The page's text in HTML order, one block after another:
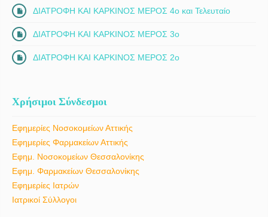
ΔΙΑΤΡΟΦΗ ΚΑΙ ΚΑΡΚΙΝΟΣ ΜΕΡΟΣ 4ο και Τελευταίο
ΔΙΑΤΡΟΦΗ ΚΑΙ ΚΑΡΚΙΝΟΣ ΜΕΡΟΣ 3ο
ΔΙΑΤΡΟΦΗ ΚΑΙ ΚΑΡΚΙΝΟΣ ΜΕΡΟΣ 2ο
Χρήσιμοι Σύνδεσμοι
Εφημερίες Νοσοκομείων Αττικής
Εφημερίες Φαρμακείων Αττικής
Εφημ. Νοσοκομείων Θεσσαλονίκης
Εφημ. Φαρμακείων Θεσσαλονίκης
Εφημερίες Ιατρών
Ιατρικοί Σύλλογοι